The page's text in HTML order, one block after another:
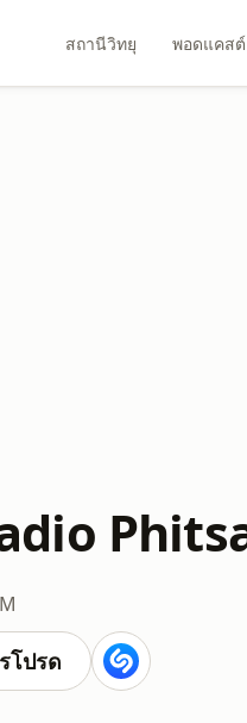
สถานีวิทยุ พอดแคสต์
โปรด